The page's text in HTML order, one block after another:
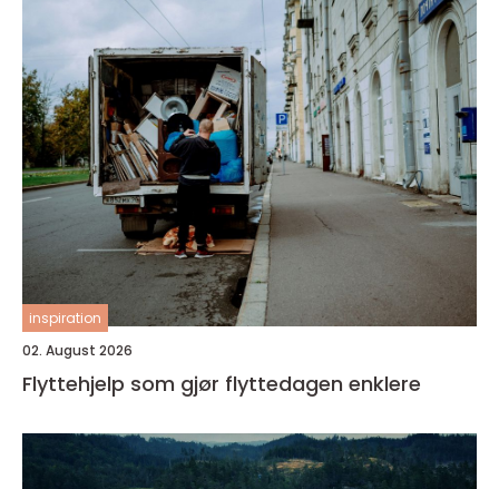
inspiration
02. August 2026
Flyttehjelp som gjør flyttedagen enklere